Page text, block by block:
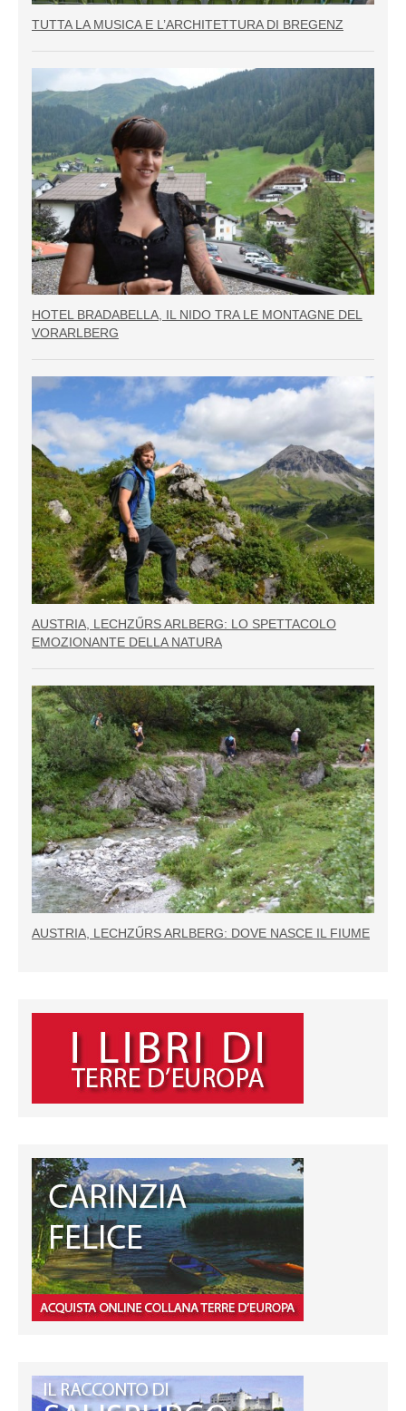
TUTTA LA MUSICA E L’ARCHITETTURA DI BREGENZ
HOTEL BRADABELLA, IL NIDO TRA LE MONTAGNE DEL
VORARLBERG
AUSTRIA, LECHZŰRS ARLBERG: LO SPETTACOLO
EMOZIONANTE DELLA NATURA
AUSTRIA, LECHZŰRS ARLBERG: DOVE NASCE IL FIUME